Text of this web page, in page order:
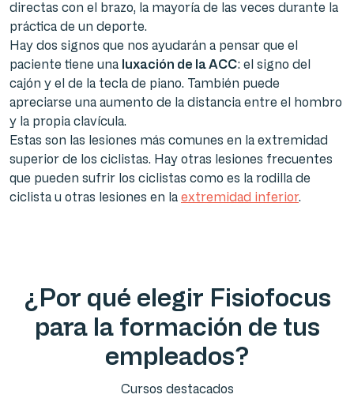
directas con el brazo, la mayoría de las veces durante la
práctica de un deporte.
Hay dos signos que nos ayudarán a pensar que el
paciente tiene una luxación de la ACC: el signo del
cajón y el de la tecla de piano. También puede
apreciarse una aumento de la distancia entre el hombro
y la propia clavícula.
Estas son las lesiones más comunes en la extremidad
superior de los ciclistas. Hay otras lesiones frecuentes
que pueden sufrir los ciclistas como es la rodilla de
ciclista u otras lesiones en la extremidad inferior.
¿Por qué elegir Fisiofocus
para la formación de tus
empleados?
Cursos destacados